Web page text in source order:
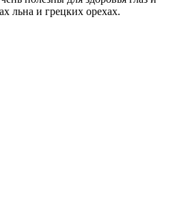
льна и грецких орехах.